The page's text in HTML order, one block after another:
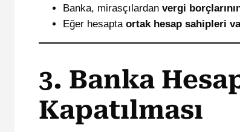
Banka, mirasçılardan vergi
Eğer hesapta ortak hesap sahipleri
3. Banka
Kapatılması